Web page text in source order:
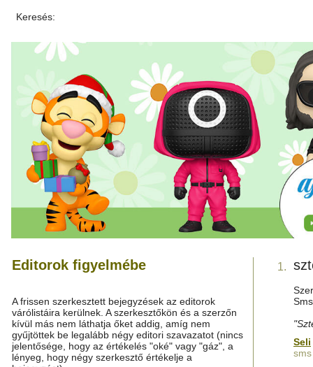
Keresés:
Editorok figyelmébe
A frissen szerkesztett bejegyzések az editorok
várólistáira kerülnek. A szerkesztőkön és a szerzőn
kívül más nem láthatja őket addig, amíg nem
gyűjtöttek be legalább négy editori szavazatot (nincs
jelentősége, hogy az értékelés "oké" vagy "gáz", a
lényeg, hogy négy szerkesztő értékelje a
1.
Seli